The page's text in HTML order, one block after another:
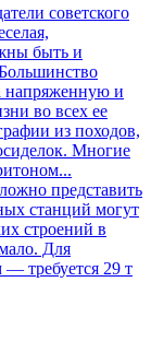
советского
быть и
напряженную и
во всех ее
из походов,
Многие
представить
станций могут
строений в
Для
требуется 29 т